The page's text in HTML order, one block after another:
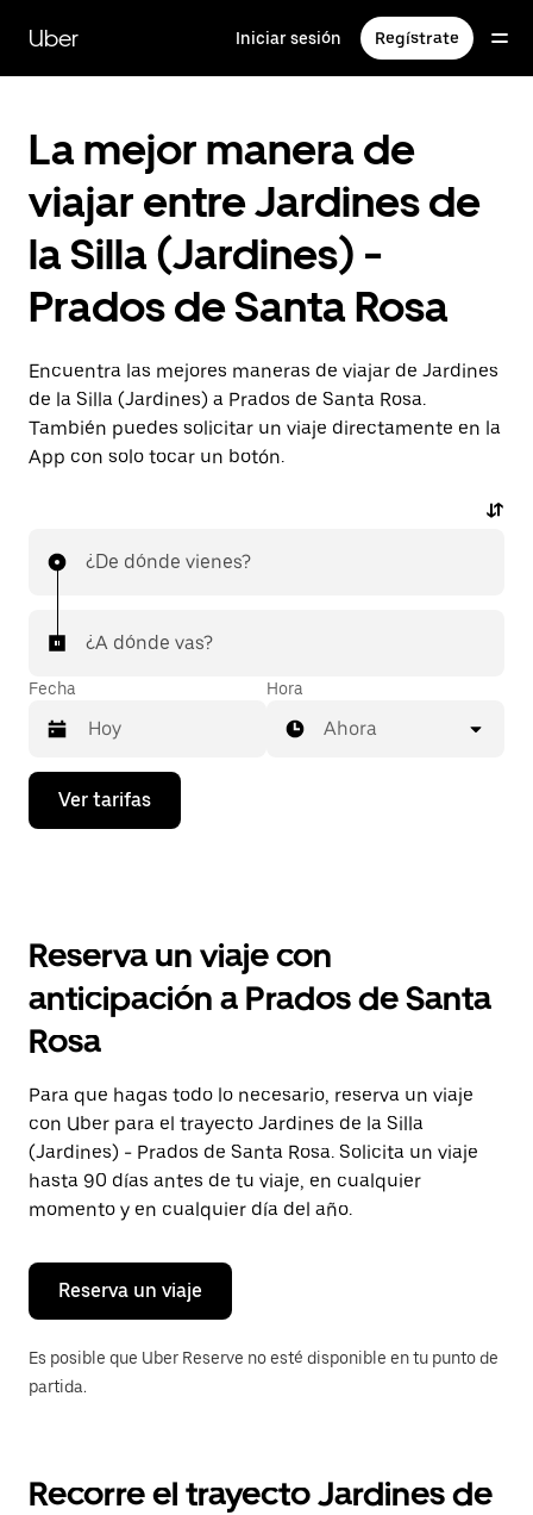
contenido
principal
Uber Iniciar sesión Regístrate
La mejor manera de
viajar entre Jardines de
la Silla (Jardines) -
Prados de Santa Rosa
Encuentra las mejores maneras de viajar de Jardines
de la Silla (Jardines) a Prados de Santa Rosa.
También puedes solicitar un viaje directamente en la
App con solo tocar un botón.
¿De dónde vienes?
¿A dónde vas?
Fecha
Presiona
flecha
el
y
selecciona
una
Presiona
la
tecla Esc
para
cerrar
el
calendario.
Hora
Ahora
Ver tarifas
Reserva un viaje con
anticipación a Prados de Santa
Rosa
Para que hagas todo lo necesario, reserva un viaje
con Uber para el trayecto Jardines de la Silla
(Jardines) - Prados de Santa Rosa. Solicita un viaje
hasta 90 días antes de tu viaje, en cualquier
momento y en cualquier día del año.
Reserva un viaje
Es posible que Uber Reserve no esté disponible en tu punto de
partida.
Recorre el trayecto Jardines de